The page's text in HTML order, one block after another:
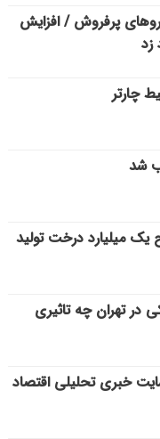
پرفروش / افزایش
چارتر
شد
یک میلیارد درخت تولید
در تهران چه تاثیری
خبری تحلیلی اقتصاد